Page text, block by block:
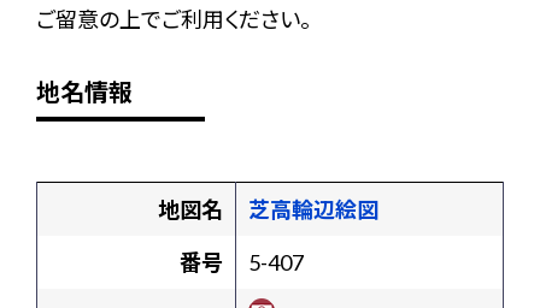
ご留意の上でご利用ください。
地名情報
地図名
芝高輪辺絵図
番号
5-407